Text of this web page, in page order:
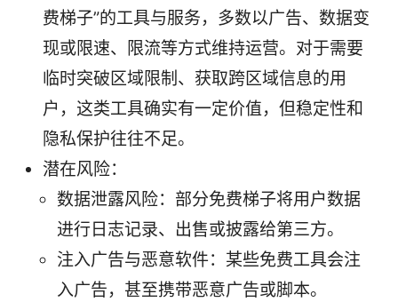
费梯子”的工具与服务，多数以广告、数据变
现或限速、限流等方式维持运营。对于需要
临时突破区域限制、获取跨区域信息的用
户，这类工具确实有一定价值，但稳定性和
隐私保护往往不足。
潜在风险：
数据泄露风险：部分免费梯子将用户数据
进行日志记录、出售或披露给第三方。
注入广告与恶意软件：某些免费工具会注
入广告，甚至携带恶意广告或脚本。